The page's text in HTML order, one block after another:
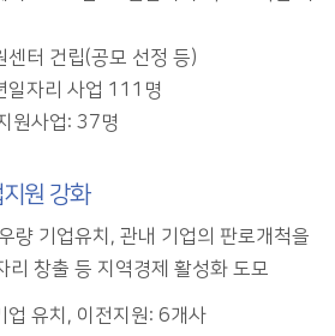
센터 건립(공모 선정 등)
일자리 사업 111명
원사업: 37명
원 강화
량 기업유치, 관내 기업의 판로개척을
리 창출 등 지역경제 활성화 도모
업 유치, 이전지원: 6개사